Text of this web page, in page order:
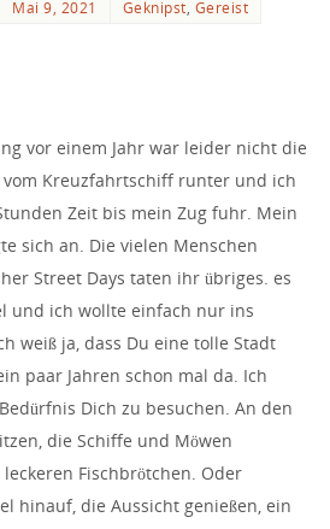
Mai 9, 2021 Geknipst, Gereist
vor einem Jahr war leider nicht die
Kreuzfahrtschiff runter und ich
Zeit bis mein Zug fuhr. Mein
sich an. Die vielen Menschen
Street Days taten ihr übriges. es
und ich wollte einfach nur ins
weiß ja, dass Du eine tolle Stadt
paar Jahren schon mal da. Ich
Dich zu besuchen. An den
die Schiffe und Möwen
Fischbrötchen. Oder
hinauf, die Aussicht genießen, ein